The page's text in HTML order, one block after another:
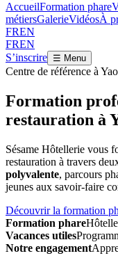
AccueilFormation phare
métiersGalerieVidéosÀ
FREN
FREN
S’inscrire ☰ Menu
Centre de référence à
Formation
restauration à
Sésame Hôtellerie vous
restauration à travers
polyvalente, parcours
jeunes aux savoir-faire
Découvrir la formation
Formation phare
Vacances utiles
Notre engagement